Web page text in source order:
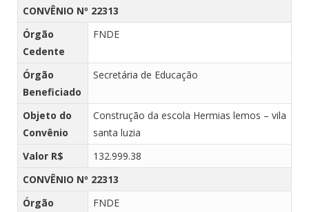
CONVÊNIO Nº 22313
Órgão
Cedente
FNDE
Órgão
Beneficiado
Secretária de Educação
Objeto do
Convênio
Construção da escola Hermias lemos – vila
santa luzia
Valor R$
132.999.38
CONVÊNIO Nº 22313
Órgão
FNDE